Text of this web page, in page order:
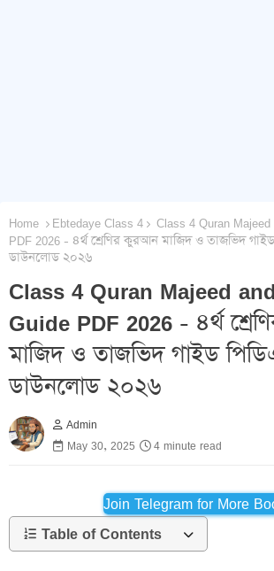
Home Ebtedaye Class 4
Class 4 Quran
PDF 2026 - ৪র্থ শ্রেণির কুরআন মাজিদ ও তাজভিদ
ডাউনলোড ২০২৬
Class 4 Quran Majeed
Guide PDF 2026 - ৪র্থ
মাজিদ ও তাজভিদ গাইড
ডাউনলোড ২০২৬
Admin
May 30, 2025
4 minute read
Join Telegram for More
Table of Contents